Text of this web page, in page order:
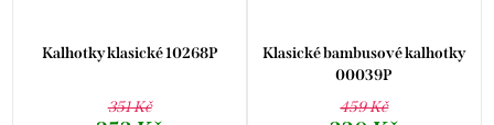
Kalhotky klasické 10268P
351 Kč
Klasické bambusové kalhotky
00039P
459 Kč